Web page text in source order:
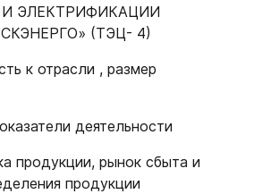
ЭЛЕКТРИФИКАЦИИ
(ТЭЦ- 4)
к отрасли , размер
деятельности
продукции, рынок сбыта и
продукции